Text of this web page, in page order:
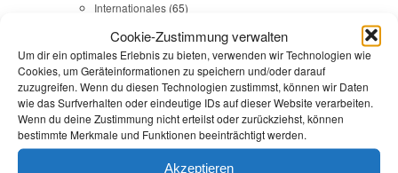
Cookie-Zustimmung verwalten
Um dir ein optimales Erlebnis zu bieten, verwenden wir Technologien wie
Cookies, um Geräteinformationen zu speichern und/oder darauf
zuzugreifen. Wenn du diesen Technologien zustimmst, können wir Daten
wie das Surfverhalten oder eindeutige IDs auf dieser Website verarbeiten.
Wenn du deine Zustimmung nicht erteilst oder zurückziehst, können
bestimmte Merkmale und Funktionen beeinträchtigt werden.
Akzeptieren
Internationales (65)
Kommunales(107)
LINKES(108)
NSU(29)
Religion & Dialog(35)
Sicherheit(98)